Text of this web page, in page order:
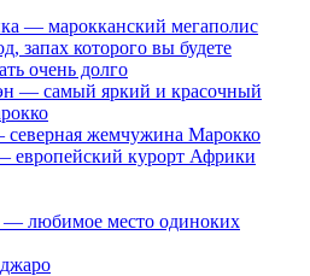
— марокканский мегаполис
запах которого вы будете
очень долго
— самый яркий и красочный
северная жемчужина Марокко
европейский курорт Африки
— любимое место одиноких